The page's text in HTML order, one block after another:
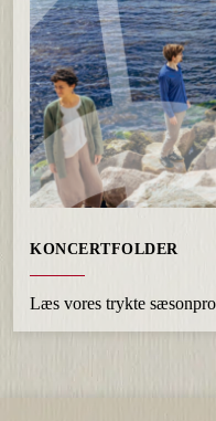
KONCERTFOLDER
Læs vores trykte